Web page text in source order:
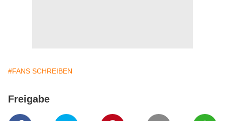
#FANS SCHREIBEN
Freigabe